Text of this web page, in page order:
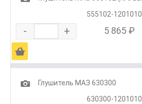
555102-1201010
- + 5 865 ₽
Ä
1
Глушитель МАЗ 630300
630300-1201010